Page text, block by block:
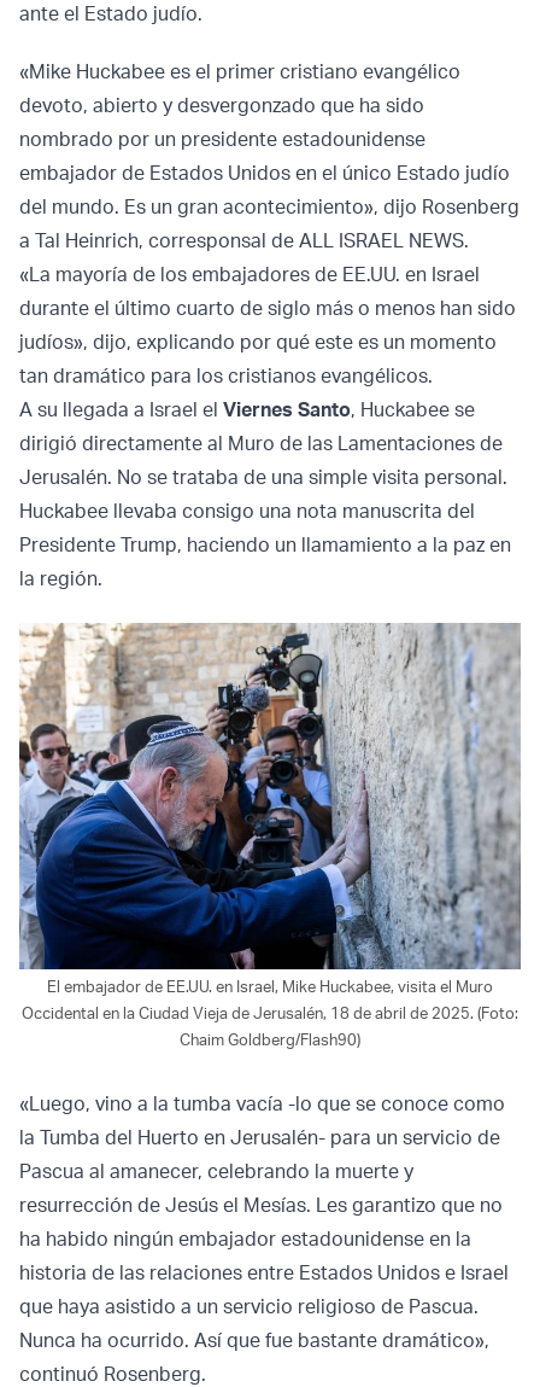
ante el Estado judío.
«Mike Huckabee es el primer cristiano evangélico
devoto, abierto y desvergonzado que ha sido
nombrado por un presidente estadounidense
embajador de Estados Unidos en el único Estado judío
del mundo. Es un gran acontecimiento», dijo Rosenberg
a Tal Heinrich, corresponsal de ALL ISRAEL NEWS.
«La mayoría de los embajadores de EE.UU. en Israel
durante el último cuarto de siglo más o menos han sido
judíos», dijo, explicando por qué este es un momento
tan dramático para los cristianos evangélicos.
A su llegada a Israel el Viernes Santo, Huckabee se
dirigió directamente al Muro de las Lamentaciones de
Jerusalén. No se trataba de una simple visita personal.
Huckabee llevaba consigo una nota manuscrita del
Presidente Trump, haciendo un llamamiento a la paz en
la región.
El embajador de EE.UU. en Israel, Mike Huckabee, visita el Muro
Occidental en la Ciudad Vieja de Jerusalén, 18 de abril de 2025. (Foto:
Chaim Goldberg/Flash90)
«Luego, vino a la tumba vacía -lo que se conoce como
la Tumba del Huerto en Jerusalén- para un servicio de
Pascua al amanecer, celebrando la muerte y
resurrección de Jesús el Mesías. Les garantizo que no
ha habido ningún embajador estadounidense en la
historia de las relaciones entre Estados Unidos e Israel
que haya asistido a un servicio religioso de Pascua.
Nunca ha ocurrido. Así que fue bastante dramático»,
continuó Rosenberg.